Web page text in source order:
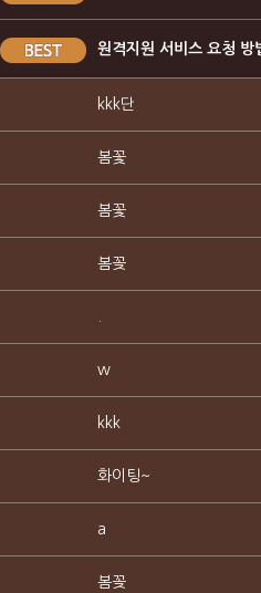
원격지원 서비스 요청 방
kkk단
봄꽃
봄꽃
봄꽂
w
kkk
화이팅~
a
봄꽂